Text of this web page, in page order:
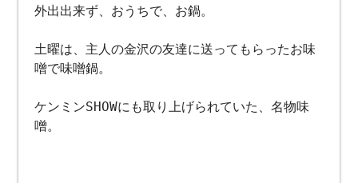
外出出来ず、おうちで、お鍋。
土曜は、主人の金沢の友達に送ってもらったお味
噌で味噌鍋。
ケンミンSHOWにも取り上げられていた、名物味
噌。